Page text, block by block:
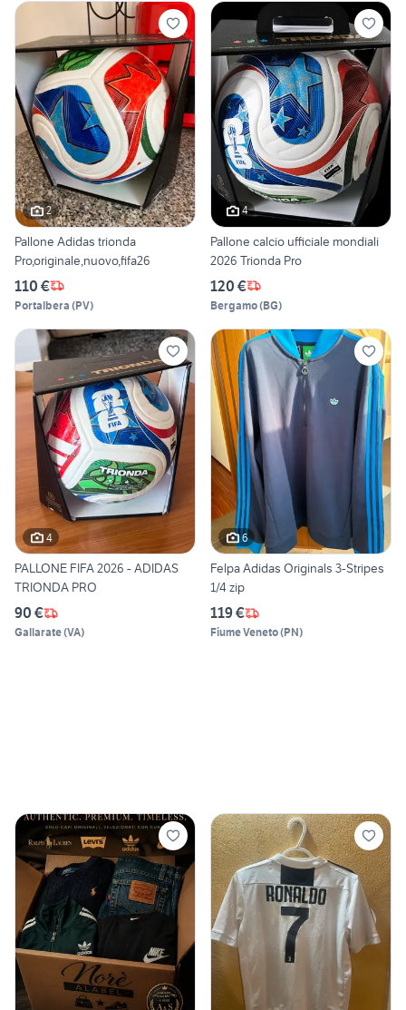
2
Pallone Adidas trionda
Pro,originale,nuovo,fifa26
110 €
Portalbera (PV)
4
Pallone calcio ufficiale mondiali
2026 Trionda Pro
120 €
Bergamo(BG)
4
PALLONE FIFA 2026 - ADIDAS
TRIONDA PRO
90 €
Gallarate(VA)
6
Felpa Adidas Originals 3-Stripes
1/4 zip
119 €
Fiume Veneto(PN)